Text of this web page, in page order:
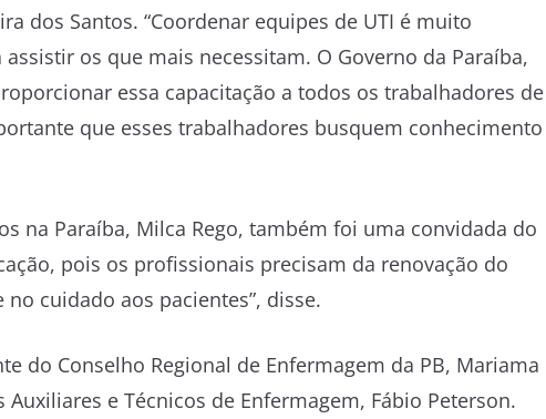
dos Santos. “Coordenar equipes de UTI é muito
os que mais necessitam. O Governo da Paraíba,
essa capacitação a todos os trabalhadores de
que esses trabalhadores busquem conhecimento
na Paraíba, Milca Rego, também foi uma convidada do
pois os profissionais precisam da renovação do
cuidado aos pacientes”, disse.
do Conselho Regional de Enfermagem da PB, Mariama
e Técnicos de Enfermagem, Fábio Peterson.